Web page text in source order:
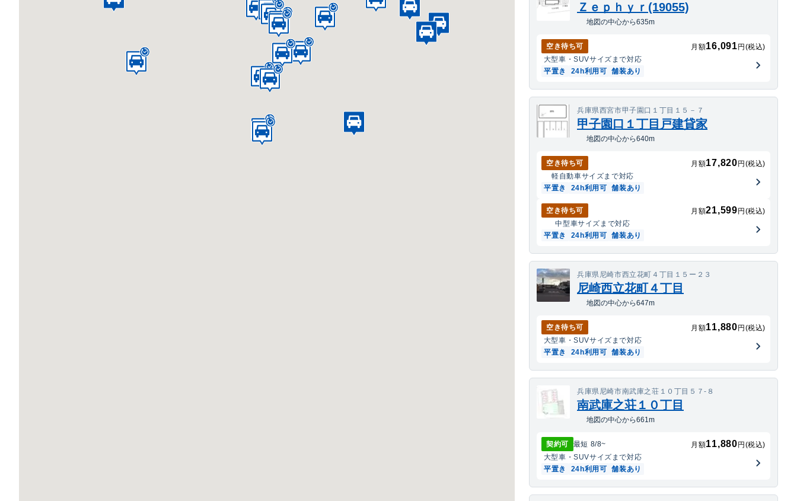
Ｚｅｐｈｙｒ(19055)
地図の中心から635m
空き待ち可 月額16,091 円(税込)
大型車・SUVサイズまで対応
平置き
24h利用可 舗装あり
兵庫県西宮市甲子園口１丁目１５－７
甲子園口１丁目戸建貸家
地図の中心から640m
空き待ち可 月額17,820 円(税込)
軽自動車サイズまで対応
平置き
24h利用可 舗装あり
空き待ち可 月額21,599 円(税込)
中型車サイズまで対応
平置き
24h利用可 舗装あり
兵庫県尼崎市西立花町４丁目１５ー２３
尼崎西立花町４丁目
地図の中心から647m
空き待ち可 月額11,880 円(税込)
大型車・SUVサイズまで対応
平置き
24h利用可 舗装あり
兵庫県尼崎市南武庫之荘１０丁目５７‐８
南武庫之荘１０丁目
地図の中心から661m
契約可 最短 8/8~ 月額11,880 円(税込)
大型車・SUVサイズまで対応
平置き
24h利用可 舗装あり